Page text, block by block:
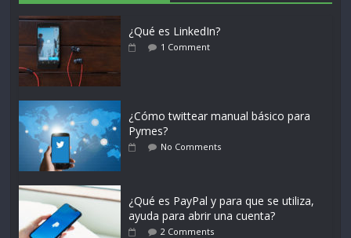
¿Qué es LinkedIn?
1 Comment
¿Cómo twittear manual básico para
Pymes?
No Comments
¿Qué es PayPal y para que se utiliza,
ayuda para abrir una cuenta?
2 Comments